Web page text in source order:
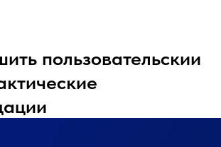
пользовательский